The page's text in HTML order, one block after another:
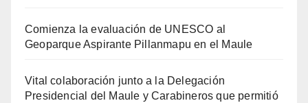
Comienza la evaluación de UNESCO al
Geoparque Aspirante Pillanmapu en el Maule
Vital colaboración junto a la Delegación
Presidencial del Maule y Carabineros que permitió